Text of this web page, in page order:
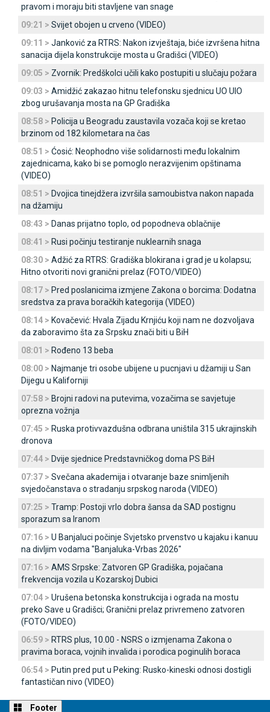
pravom i moraju biti stavljene van snage
09:21 > Svijet obojen u crveno (VIDEO)
09:11 > Јanković za RTRS: Nakon izvještaja, biće izvršena hitna
sanacija dijela konstrukcije mosta u Gradišci (VIDEO)
09:05 > Zvornik: Predškolci učili kako postupiti u slučaju požara
09:03 > Amidžić zakazao hitnu telefonsku sjednicu UO UIO
zbog urušavanja mosta na GP Gradiška
08:58 > Policija u Beogradu zaustavila vozača koji se kretao
brzinom od 182 kilometara na čas
08:51 > Ćosić: Neophodno više solidarnosti među lokalnim
zajednicama, kako bi se pomoglo nerazvijenim opštinama
(VIDEO)
08:51 > Dvojica tinejdžera izvršila samoubistva nakon napada
na džamiju
08:43 > Danas prijatno toplo, od popodneva oblačnije
08:41 > Rusi počinju testiranje nuklearnih snaga
08:30 > Adžić za RTRS: Gradiška blokirana i grad je u kolapsu;
Hitno otvoriti novi granični prelaz (FOTO/VIDEO)
08:17 > Pred poslanicima izmjene Zakona o borcima: Dodatna
sredstva za prava boračkih kategorija (VIDEO)
08:14 > Kovačević: Hvala Zijadu Krnjiću koji nam ne dozvoljava
da zaboravimo šta za Srpsku znači biti u BiH
08:01 > Rođeno 13 beba
08:00 > Najmanje tri osobe ubijene u pucnjavi u džamiji u San
Dijegu u Kaliforniji
07:58 > Brojni radovi na putevima, vozačima se savjetuje
oprezna vožnja
07:45 > Ruska protivvazdušna odbrana uništila 315 ukrajinskih
dronova
07:44 > Dvije sjednice Predstavničkog doma PS BiH
07:37 > Svečana akademija i otvaranje baze snimljenih
svjedočanstava o stradanju srpskog naroda (VIDEO)
07:25 > Tramp: Postoji vrlo dobra šansa da SAD postignu
sporazum sa Iranom
07:16 > U Banjaluci počinje Svjetsko prvenstvo u kajaku i kanuu
na divljim vodama "Banjaluka-Vrbas 2026"
07:16 > AMS Srpske: Zatvoren GP Gradiška, pojačana
frekvencija vozila u Kozarskoj Dubici
07:04 > Urušena betonska konstrukcija i ograda na mostu
preko Save u Gradišci; Granični prelaz privremeno zatvoren
(FOTO/VIDEO)
06:59 > RTRS plus, 10.00 - NSRS o izmjenama Zakona o
pravima boraca, vojnih invalida i porodica poginulih boraca
06:54 > Putin pred put u Peking: Rusko-kineski odnosi dostigli
fantastičan nivo (VIDEO)
Footer